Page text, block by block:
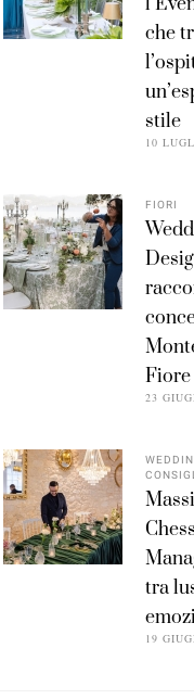
che
stile
10
FIORI
Fiore
23
tra
19